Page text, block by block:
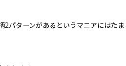
パターンがあるというマニアにはたま